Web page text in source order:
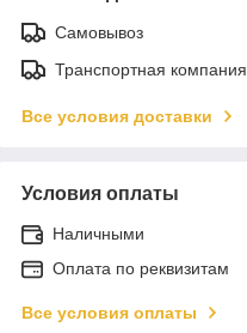
Самовывоз
Транспортная компания
Все условия доставки
Условия оплаты
Наличными
Оплата по реквизитам
Все условия оплаты